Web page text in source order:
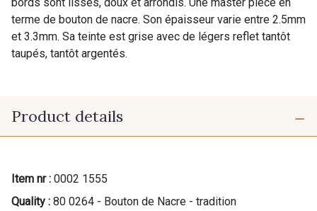
terme de bouton de nacre. Son épaisseur varie entre 2.5mm
et 3.3mm. Sa teinte est grise avec de légers reflet tantôt
taupés, tantôt argentés.
Product details
Item nr : 0002 1555
Quality : 80 0264 - Bouton de Nacre - tradition